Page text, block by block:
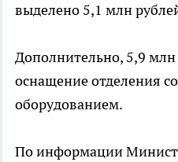
выделено 5,1 млн
Дополнительно, 5,9
оснащение отделения
оборудованием.
По информации